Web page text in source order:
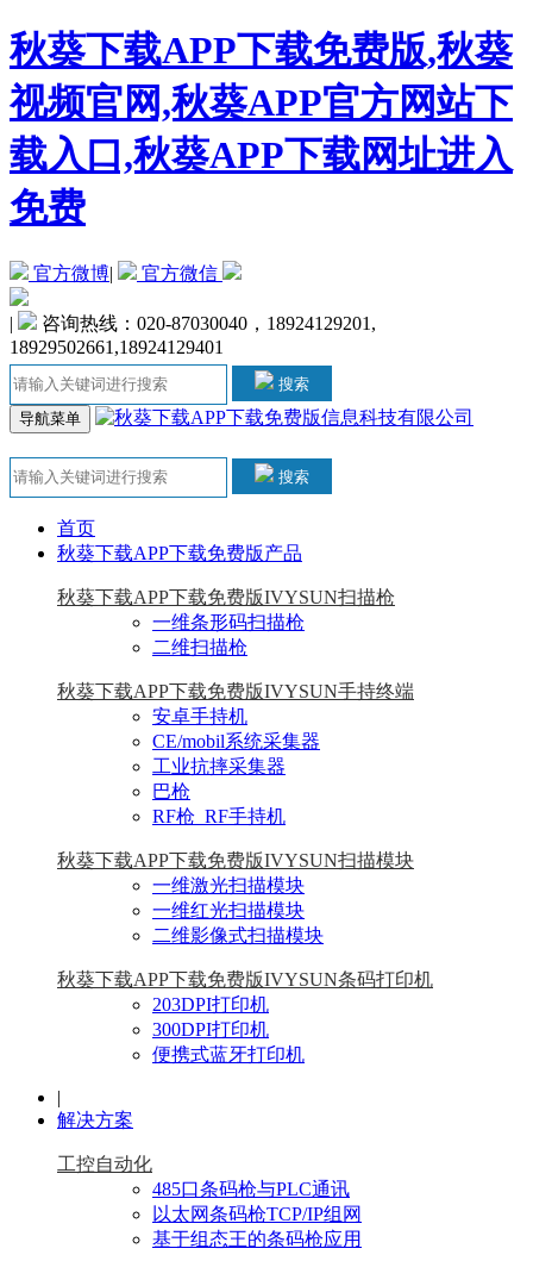
秋葵下载APP下载免费版,秋葵
视频官网,秋葵APP官方网站下
载入口,秋葵APP下载网址进入
免费
官方微博| 官方微信
|
咨询热线：020-87030040，18924129201,
18929502661,18924129401
搜索
导航菜单
搜索
首页
秋葵下载APP下载免费版产品
秋葵下载APP下载免费版IVYSUN扫描枪
一维条形码扫描枪
二维扫描枪
秋葵下载APP下载免费版IVYSUN手持终端
安卓手持机
CE/mobil系统采集器
工业抗摔采集器
巴枪
RF枪_RF手持机
秋葵下载APP下载免费版IVYSUN扫描模块
一维激光扫描模块
一维红光扫描模块
二维影像式扫描模块
秋葵下载APP下载免费版IVYSUN条码打印机
203DPI打印机
300DPI打印机
便携式蓝牙打印机
|
解决方案
工控自动化
485口条码枪与PLC通讯
以太网条码枪TCP/IP组网
基于组态王的条码枪应用